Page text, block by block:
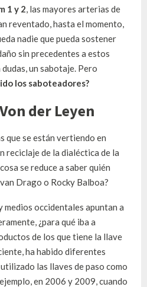
1 y 2, las mayores arterias de
reventado, hasta el momento,
nadie que pueda sostener
sin precedentes a estos
un sabotaje. Pero
los saboteadores?
der Leyen
que se están vertiendo en
reciclaje de la dialéctica de la
se reduce a saber quién
Drago o Rocky Balboa?
occidentales apuntan a
¿para qué iba a
de los que tiene la llave
ha habido diferentes
las llaves de paso como
en 2006 y 2009, cuando